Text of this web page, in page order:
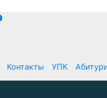
Контакты УПК